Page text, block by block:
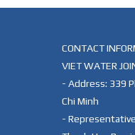
CONTACT
VIET WATER
- Address: 339
Chi Minh
-